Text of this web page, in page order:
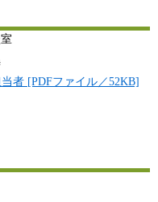
者 [PDFファイル／52KB]